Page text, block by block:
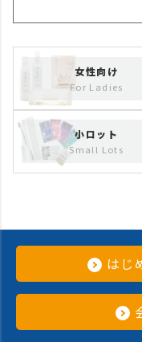
女性向け
For Ladies
小ロット
Small Lots
はじ